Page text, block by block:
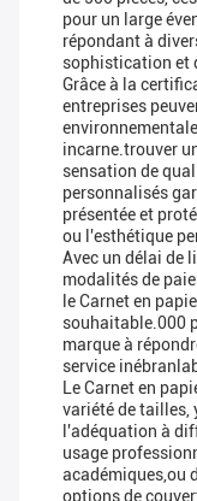
pour un large
répondant à
sophistication et
Grâce à la
entreprises
incarne.trouver
sensation de
personnalisés
présentée et
ou l'esthétique
Avec un délai de
modalités de
le Carnet en
souhaitable.000
marque à
service
Le Carnet en
variété de tailles,
l'adéquation à
usage
académiques,ou
options de